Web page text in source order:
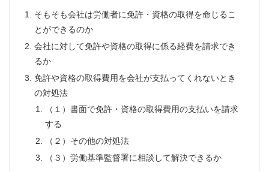
そもそも会社は労働者に免許・資格の取得を命じるこ
とができるのか
会社に対して免許や資格の取得に係る経費を請求でき
るか
免許や資格の取得費用を会社が支払ってくれないとき
の対処法
（１）書面で免許・資格の取得費用の支払いを請求
する
（２）その他の対処法
（３）労働基準監督署に相談して解決できるか